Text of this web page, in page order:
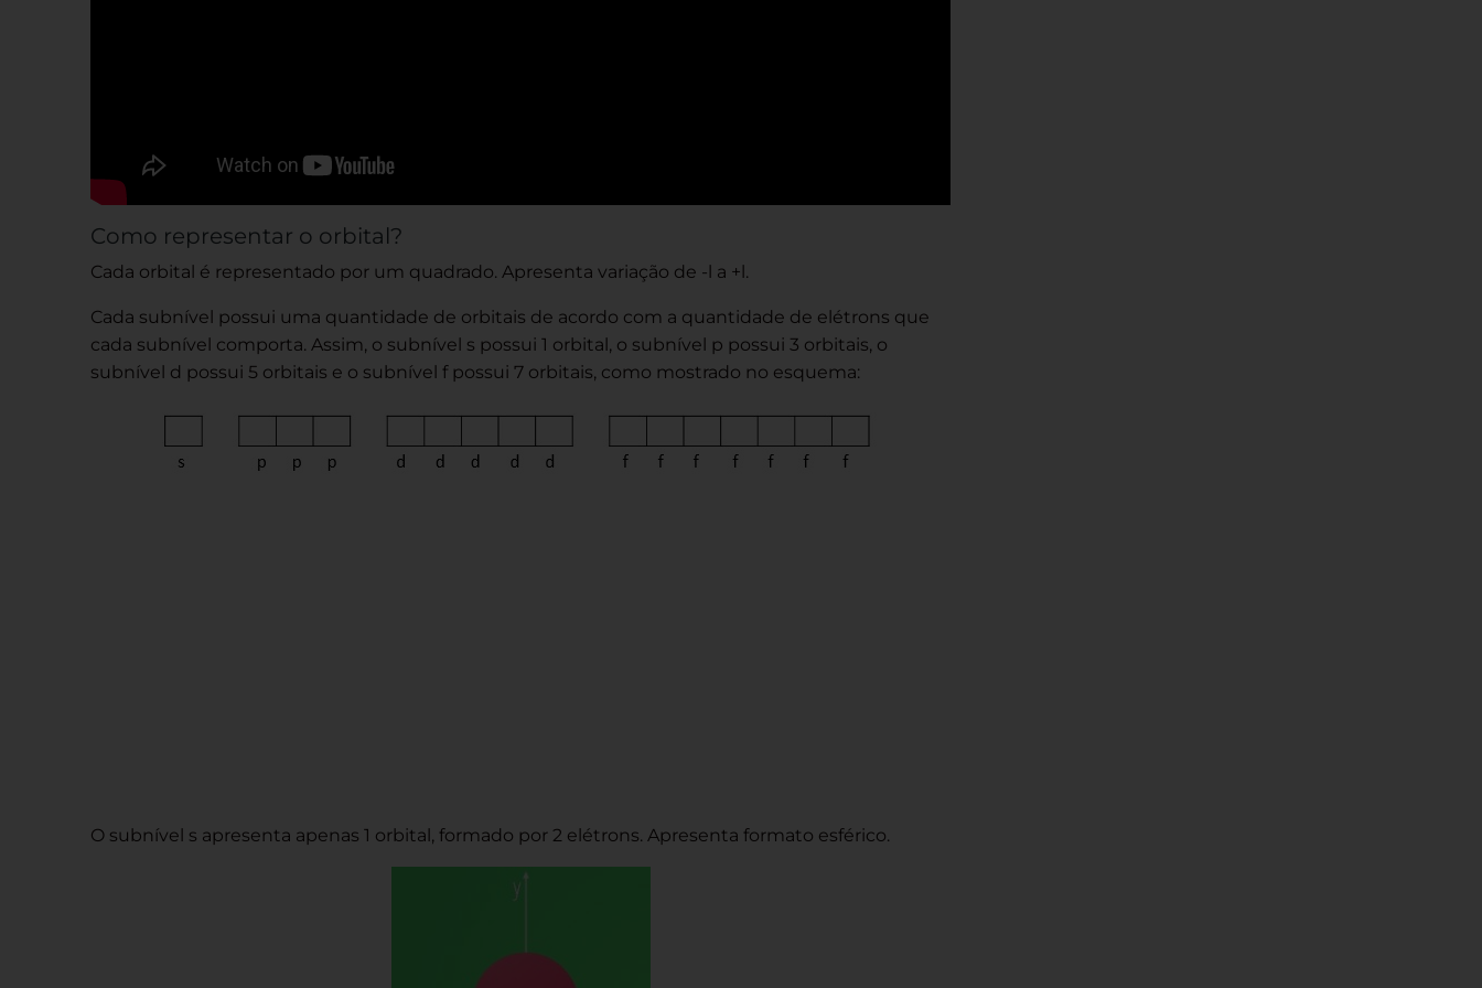
Como representar o orbital?
Cada orbital é representado por um quadrado. Apresenta variação de -l a +l.
Cada subnível possui uma quantidade de orbitais de acordo com a quantidade de elétrons que
cada subnível comporta. Assim, o subnível s possui 1 orbital, o subnível p possui 3 orbitais, o
subnível d possui 5 orbitais e o subnível f possui 7 orbitais, como mostrado no esquema:
O subnível s apresenta apenas 1 orbital, formado por 2 elétrons. Apresenta formato esférico.